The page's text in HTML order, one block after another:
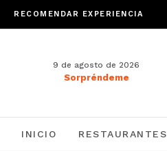
RECOMENDAR EXPERIENCIA
9 de agosto de 2026
Sorpréndeme
INICIO RESTAURANTES